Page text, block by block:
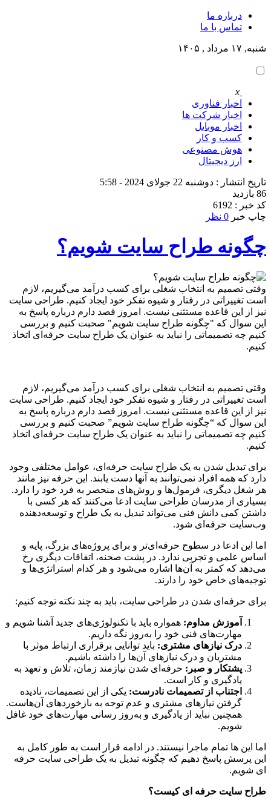
درباره ما
تماس با ما
شنبه, ۱۷ مرداد , ۱۴۰۵
x
اخبار فناوری
اخبار شرکت ها
اخبار موبایل
کسب و کار
هوش مصنوعی
ارز دیجیتال
تاریخ انتشار : دوشنبه 22 جولای 2024 - 5:58
86 بازدید
کد خبر : 6192
چاپ خبر 0 نظر
چگونه طراح سایت شویم؟
وقتی تصمیم به انتخاب شغلی برای کسب درآمد می‌گیریم، لازم
است تغییراتی در رفتار و شیوه تفکر خود ایجاد کنیم. طراحی سایت
نیز از این قاعده مستثنی نیست. امروز قصد دارم درباره پاسخ به
این سوال که "چگونه طراح سایت شویم" صحبت کنیم و بررسی
کنیم چه تصمیماتی را نباید به عنوان یک طراح سایت حرفه‌ای اتخاذ
کنیم.
وقتی تصمیم به انتخاب شغلی برای کسب درآمد می‌گیریم، لازم
است تغییراتی در رفتار و شیوه تفکر خود ایجاد کنیم. طراحی سایت
نیز از این قاعده مستثنی نیست. امروز قصد دارم درباره پاسخ به
این سوال که “چگونه طراح سایت شویم” صحبت کنیم و بررسی
کنیم چه تصمیماتی را نباید به عنوان یک طراح سایت حرفه‌ای اتخاذ
کنیم.
برای تبدیل شدن به یک طراح سایت حرفه‌ای، عوامل مختلفی وجود
دارد که همه افراد نمی‌توانند به آنها دست یابند. این حرفه نیز مانند
هر شغل دیگری، فرمول‌ها و روش‌های منحصر به فرد خود را دارد.
بسیاری از مدرسان طراحی سایت ادعا می‌کنند که هر کسی با
داشتن کمی دانش فنی می‌تواند تبدیل به یک طراح و توسعه‌دهنده
وب‌سایت حرفه‌ای شود.
اما این ادعا در سطوح حرفه‌ای‌تر و برای پروژه‌های بزرگ، پایه و
اساس علمی و تجربی ندارد. در پشت صحنه، اتفاقات دیگری رخ
می‌دهد که کمتر به آن‌ها اشاره می‌شود و هر کدام استراتژی‌ها و
توجیه‌های خاص خود را دارند.
برای حرفه‌ای شدن در طراحی سایت، باید به چند نکته توجه کنیم:
آموزش مداوم: همواره باید با تکنولوژی‌های جدید آشنا شویم و
مهارت‌های فنی خود را به‌روز نگه داریم.
درک نیازهای مشتری: باید توانایی برقراری ارتباط موثر با
مشتریان و درک نیازهای آن‌ها را داشته باشیم.
پشتکار و صبر: حرفه‌ای شدن نیازمند زمان، تلاش و تعهد به
یادگیری و کار است.
اجتناب از تصمیمات نادرست: یکی از این تصمیمات، نادیده
گرفتن نیازهای مشتری و عدم توجه به بازخوردهای آن‌هاست.
همچنین نباید از یادگیری و به‌روز رسانی مهارت‌های خود غافل
شویم.
اما این ها تمام ماجرا نیستند. در ادامه قرار است به طور کامل به
این پرسش پاسخ دهیم که چگونه تبدیل به یک طراحی سایت حرفه
ای شویم.
طراح سایت حرفه ای کیست؟